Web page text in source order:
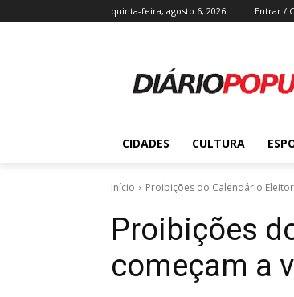
quinta-feira, agosto 6, 2026 Entrar /
CIDADES CULTURA
Início Proibições do Calendário
Proibições
começam a